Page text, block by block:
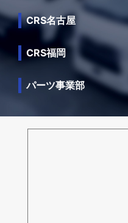
CRS名古屋
CRS福岡
パーツ事業部